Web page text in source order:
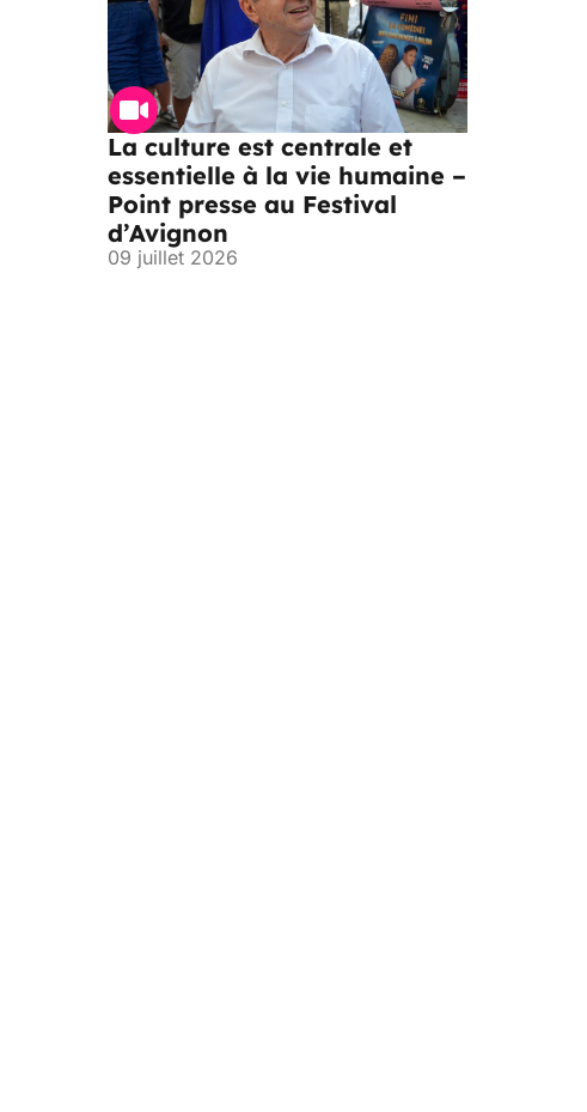
La culture est centrale et
essentielle à la vie humaine –
Point presse au Festival
d’Avignon
09 juillet 2026